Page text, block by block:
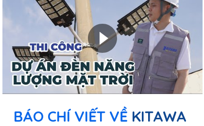
BÁO CHÍ VIẾT VỀ KITAWA